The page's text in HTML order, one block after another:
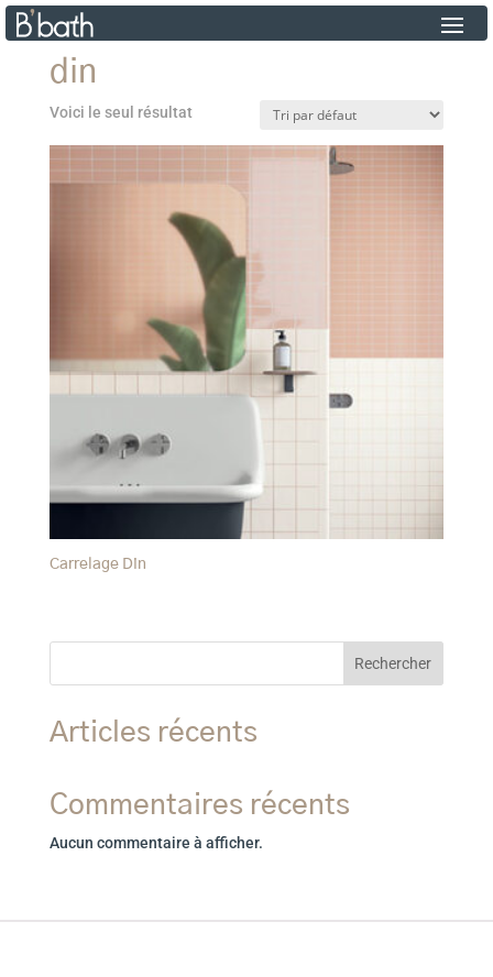
din
Voici le seul résultat
Carrelage Din
Rechercher
Articles récents
Commentaires récents
Aucun commentaire à afficher.